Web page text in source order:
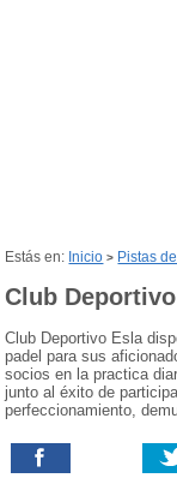
Estás en: Inicio > Pistas
Club
Club Deportivo Esla
padel para sus
socios en la practica
junto al éxito de
perfeccionamiento,